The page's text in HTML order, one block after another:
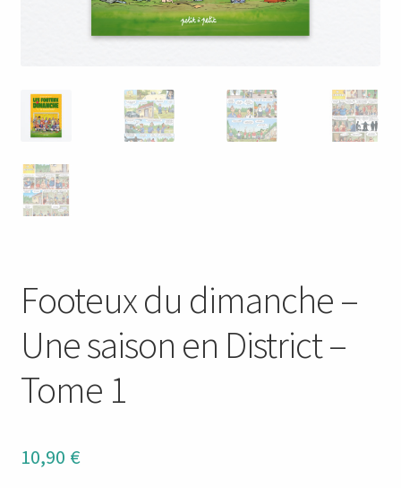
Footeux du dimanche –
Une saison en District –
Tome 1
10,90 €